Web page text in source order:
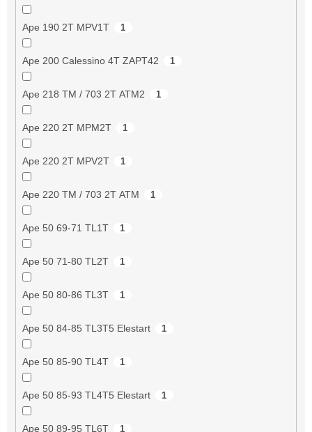
Ape 190 2T MPV1T 1
Ape 200 Calessino 4T ZAPT42 1
Ape 218 TM / 703 2T ATM2 1
Ape 220 2T MPM2T 1
Ape 220 2T MPV2T 1
Ape 220 TM / 703 2T ATM 1
Ape 50 69-71 TL1T 1
Ape 50 71-80 TL2T 1
Ape 50 80-86 TL3T 1
Ape 50 84-85 TL3T5 Elestart 1
Ape 50 85-90 TL4T 1
Ape 50 85-93 TL4T5 Elestart 1
Ape 50 89-95 TL6T 1